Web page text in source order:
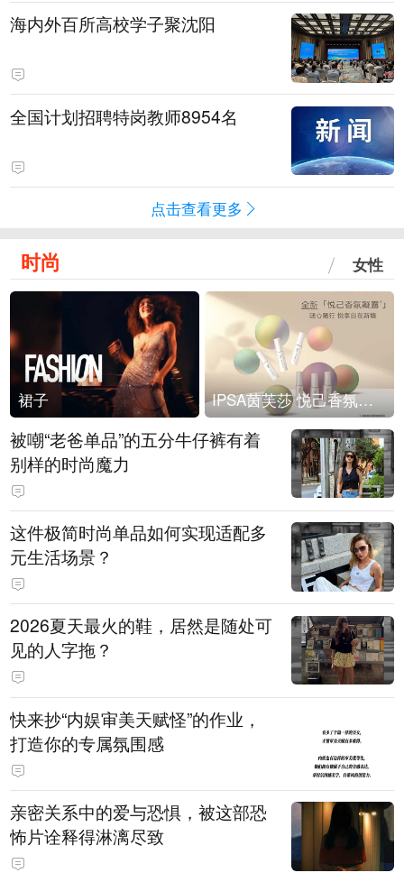
海内外百所高校学子聚沈阳
全国计划招聘特岗教师8954名
点击查看更多
时尚 女性
裙子 IPSA茵芙莎 悦己香氛凝露上市
被嘲“老爸单品”的五分牛仔裤有着
别样的时尚魔力
这件极简时尚单品如何实现适配多
元生活场景？
2026夏天最火的鞋，居然是随处可
见的人字拖？
快来抄“内娱审美天赋怪”的作业，
打造你的专属氛围感
亲密关系中的爱与恐惧，被这部恐
怖片诠释得淋漓尽致